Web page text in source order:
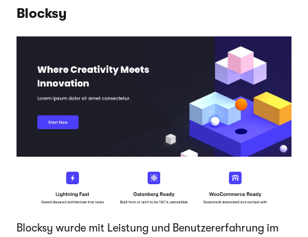
Blocksy
Blocksy wurde mit Leistung und Benutzererfahrung im